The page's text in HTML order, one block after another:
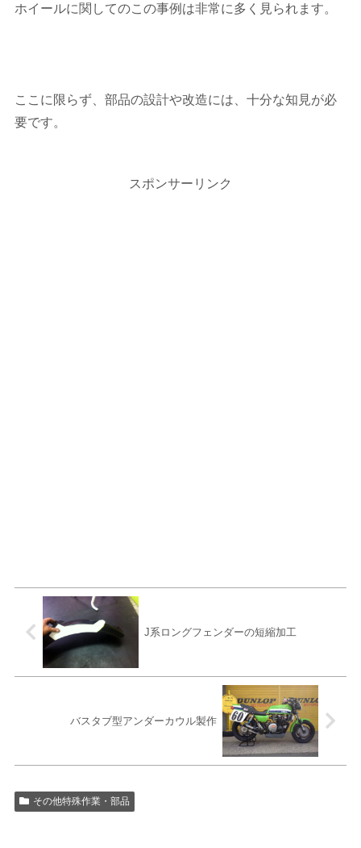
ホイールに関してのこの事例は非常に多く見られます。
ここに限らず、部品の設計や改造には、十分な知見が必
要です。
スポンサーリンク
J系ロングフェンダーの短縮加工
バスタブ型アンダーカウル製作
その他特殊作業・部品